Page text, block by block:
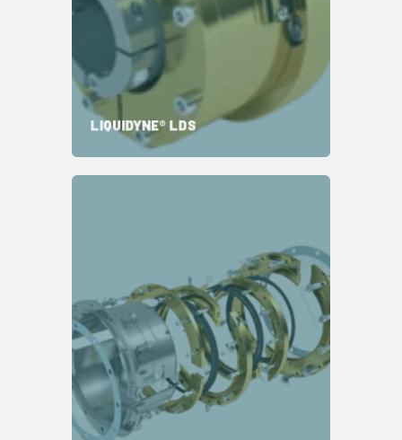
LIQUIDYNE® LDS
适用于干启动泵
最耐用的解决方案
状态监测可预测寿命
专注研发
真正的定制设计